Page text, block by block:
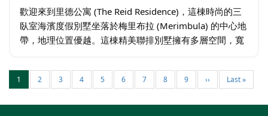
歡迎來到里德公寓 (The Reid Residence)，這棟時尚的三
臥室海濱度假別墅坐落於梅里布拉 (Merimbula) 的中心地
帶，地理位置優越。這棟精美聯排別墅擁有多層空間，寬
晨…
1 2 3 4 5 6 7 8 9 ›› Last »